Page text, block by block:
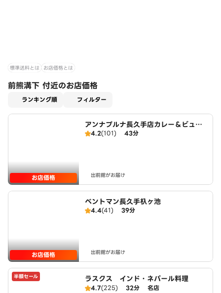
標準送料とは お店価格とは
前熊溝下 付近のお店価格
ランキング順 フィルター
お店価格
アンナプルナ長久手店カレー＆ビュッ
フェ
4.2(101) 43分
出前館がお届け
お店価格
ベントマン長久手杁ヶ池
4.4(41) 39分
出前館がお届け
半額セール ラスクス インド・ネパール料理
4.7(225) 32分 名店